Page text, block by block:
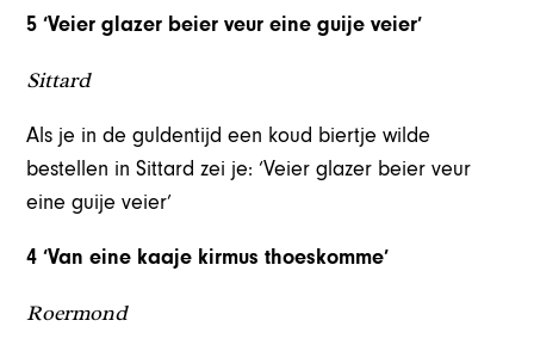
5 ‘Veier glazer beier veur eine guije veier’
Sittard
Als je in de guldentijd een koud biertje wilde
bestellen in Sittard zei je: ‘Veier glazer beier veur
eine guije veier’
4 ‘Van eine kaaje kirmus thoeskomme’
Roermond